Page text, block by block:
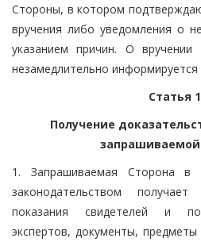
Стороны, в котором
вручения либо уведомления о
указанием причин. О вручении
незамедлительно
Статья
Получение
1. Запрашиваемая Сторона в
законодательством
показания свидетелей и
экспертов, документы, предметы